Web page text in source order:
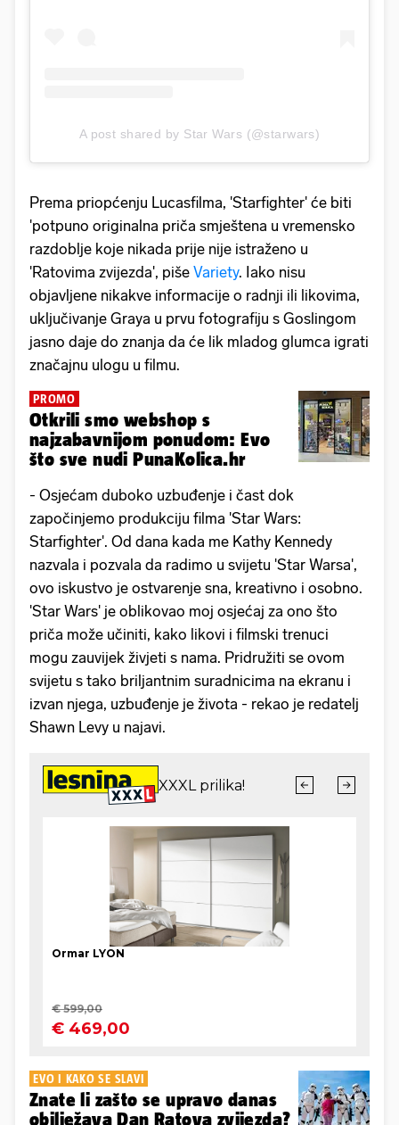
A post shared by Star Wars (@starwars)
Prema priopćenju Lucasfilma, 'Starfighter' će biti
'potpuno originalna priča smještena u vremensko
razdoblje koje nikada prije nije istraženo u
'Ratovima zvijezda', piše Variety. Iako nisu
objavljene nikakve informacije o radnji ili likovima,
uključivanje Graya u prvu fotografiju s Goslingom
jasno daje do znanja da će lik mladog glumca igrati
značajnu ulogu u filmu.
PROMO
Otkrili smo webshop s
najzabavnijom ponudom: Evo
što sve nudi PunaKolica.hr
- Osjećam duboko uzbuđenje i čast dok
započinjemo produkciju filma 'Star Wars:
Starfighter'. Od dana kada me Kathy Kennedy
nazvala i pozvala da radimo u svijetu 'Star Warsa',
ovo iskustvo je ostvarenje sna, kreativno i osobno.
'Star Wars' je oblikovao moj osjećaj za ono što
priča može učiniti, kako likovi i filmski trenuci
mogu zauvijek živjeti s nama. Pridružiti se ovom
svijetu s tako briljantnim suradnicima na ekranu i
izvan njega, uzbuđenje je života - rekao je redatelj
Shawn Levy u najavi.
EVO I KAKO SE SLAVI
Znate li zašto se upravo danas
obilježava Dan Ratova zvijezda?